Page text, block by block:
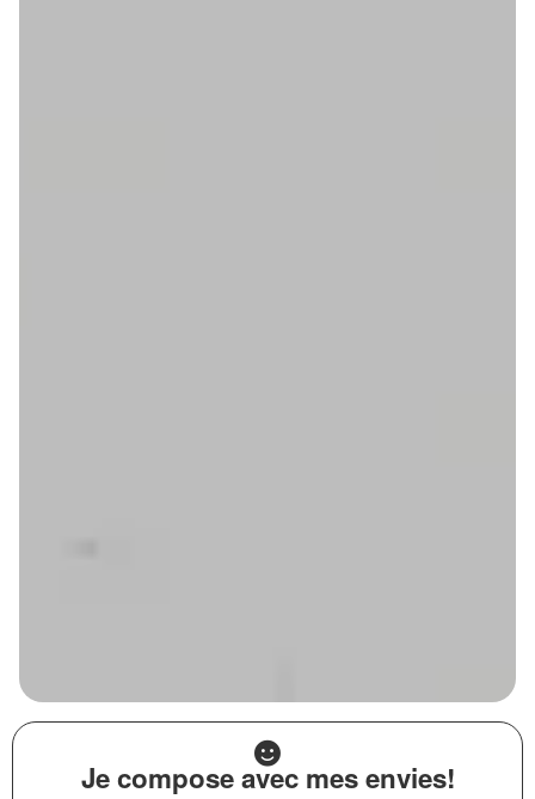
Je compose avec mes envies!